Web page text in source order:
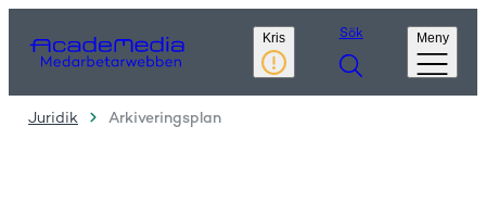
Kris Sök Meny
Juridik Arkiveringsplan